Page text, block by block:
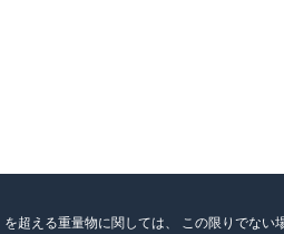
を超える重量物に関しては、 この限りでない